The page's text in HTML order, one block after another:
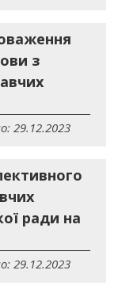
з
29.12.2023
ради на
29.12.2023